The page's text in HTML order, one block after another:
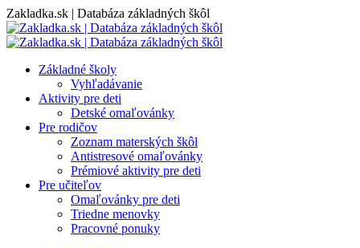
Skip
to
content
Zakladka.sk | Databáza základných škôl
Základné školy
Vyhľadávanie
Aktivity pre deti
Detské omaľovánky
Pre rodičov
Zoznam materských škôl
Antistresové omaľovánky
Prémiové aktivity pre deti
Pre učiteľov
Omaľovánky pre deti
Triedne menovky
Pracovné ponuky